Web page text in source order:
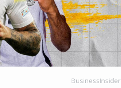
BusinessInsider